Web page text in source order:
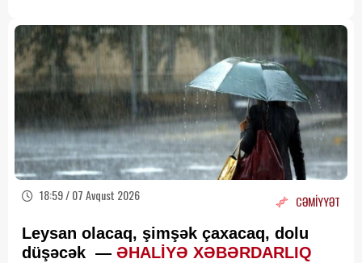
18:59 / 07 Avqust 2026 CƏMİYYƏT
Leysan olacaq, şimşək çaxacaq, dolu
düşəcək — ƏHALİYƏ XƏBƏRDARLIQ